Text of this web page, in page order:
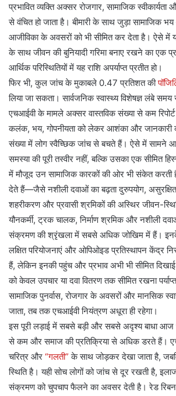
प्रभावित व्यक्ति अक्सर रोजगार, सामाजिक
से वंचित हो जाता है। बीमारी के साथ जुड़ा सामाजिक
आजीविका के अवसरों को भी सीमित कर देता है। ऐसे में
के साथ जीवन की बुनियादी गरिमा बनाए रखने का एक
आर्थिक परिस्थितियों में यह राशि अपर्याप्त प्रतीत हो।
फिर भी, कुल जांच के मुकाबले 0.47 प्रतिशत की
लिया जा सकता। सार्वजनिक स्वास्थ्य विशेषज्ञ लंबे
एचआईवी के मामले अक्सर वास्तविक संख्या से कम
कलंक, भय, गोपनीयता को लेकर आशंका और जानकारी
संख्या में लोग स्वैच्छिक जांच से बचते हैं। ऐसे में सामने
समस्या की पूरी तस्वीर नहीं, बल्कि उसका एक सीमित
में मौजूद उन सामाजिक कारकों की ओर भी संकेत करती
देते हैं—जैसे नशीली दवाओं का बढ़ता दुरुपयोग,
शहरीकरण और प्रवासी श्रमिकों की अस्थिर जीवन-
यौनकर्मी, ट्रक चालक, निर्माण श्रमिक और नशीली
संक्रमण की श्रृंखला में सबसे अधिक जोखिम में हैं। इनके
लक्षित परियोजनाएं और ओपिओइड प्रतिस्थापन केंद्र
हैं, लेकिन इनकी पहुंच और प्रभाव अभी भी सीमित
को केवल उपचार या दवा वितरण तक सीमित रखना
सामाजिक पुनर्वास, रोजगार के अवसरों और मानसिक
जाता, तब तक एचआईवी नियंत्रण अधूरा ही रहेगा।
इस पूरी लड़ाई में सबसे बड़ी और सबसे अदृश्य बाधा आज
से कम और समाज की प्रतिक्रिया से अधिक डरते हैं।
चरित्र और “गलती” के साथ जोड़कर देखा जाता है,
स्थिति है। यही सोच लोगों को जांच से दूर रखती है,
संक्रमण को चुपचाप फैलने का अवसर देती है। रेड